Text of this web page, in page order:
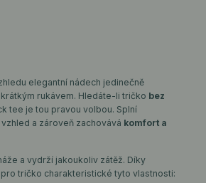
elegantní nádech jedinečně
rukávem. Hledáte-li tričko bez
tee je tou pravou volbou. Splní
a zároveň zachovává komfort a
a vydrží jakoukoliv zátěž. Díky
tričko charakteristické tyto vlastnosti: